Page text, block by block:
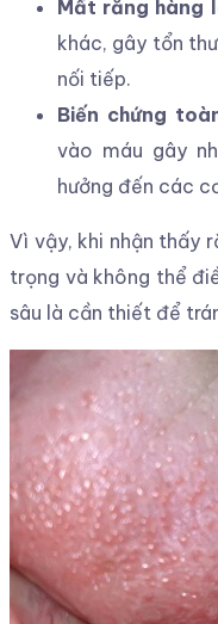
Mất răng hàng
khác, gây tổn
nối tiếp.
Biến chứng
vào máu gây
hưởng đến các
Vì vậy, khi nhận thấy
trọng và không thể
sâu là cần thiết để